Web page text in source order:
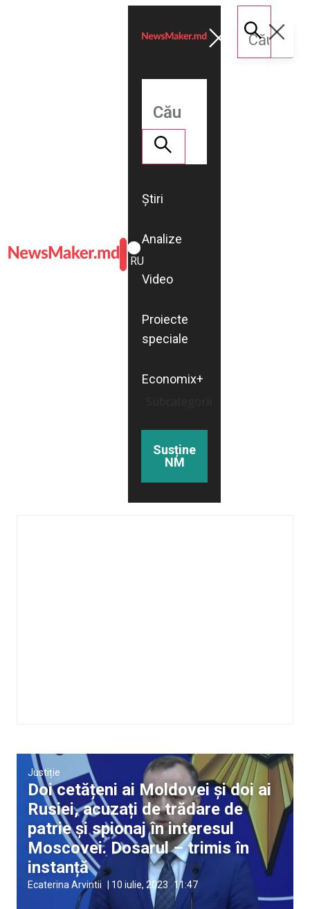
ROMÂNĂ
RU
Știri
Analize
Video
Proiecte
speciale
Economix+
Susține
NM
Justiție
Doi cetățeni ai Moldovei și doi ai
Rusiei, acuzați de trădare de
patrie și spionaj în interesul
Moscovei. Dosarul – trimis în
instanță
Ecaterina Arvintii 10 iulie, 2023 11:47